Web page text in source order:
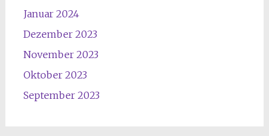
Januar 2024
Dezember 2023
November 2023
Oktober 2023
September 2023